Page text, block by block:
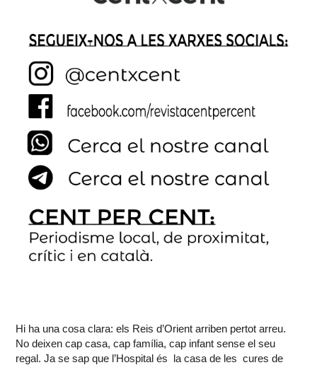
Hi ha una cosa clara: els Reis d’Orient arriben pertot arreu.
No deixen cap casa, cap família, cap infant sense el seu
regal. Ja se sap que l’Hospital és la casa de les cures de